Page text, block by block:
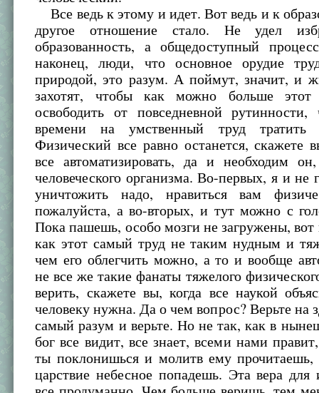
Все ведь к этому и идет. Вот ведь и к
другое отношение стало. Не удел
образованность, а общедоступный
наконец, люди, что основное орудие
природой, это разум. А поймут, значит, и
захотят, чтобы как можно больше
освободить от повседневной
времени на умственный труд
Физический все равно останется, скажете
все автоматизировать, да и необходим
человеческого организма. Во-первых, я и не
уничтожить надо, нравиться вам
пожалуйста, а во-вторых, и тут можно с
Пока пашешь, особо мозги не загружены,
как этот самый труд не таким нудным и
чем его облегчить можно, а то и вообще
не все же такие фанаты тяжелого
верить, скажете вы, когда все наукой
человеку нужна. Да о чем вопрос? Верьте на
самый разум и верьте. Но не так, как в
бог все видит, все знает, всеми нами
ты поклонишься и молитв ему прочитаешь,
царствие небесное попадешь. Эта вера для